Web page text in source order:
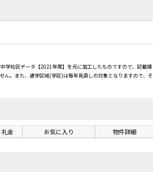
学校区データ【2021年度】を元に加工したものですので、記載情
ん。また、通学区域(学区)は毎年見直しの対象となりますので、そ
礼金 お気に入り 物件詳細